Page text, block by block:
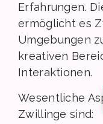
Erfahrungen.
ermöglicht es
Umgebungen
kreativen
Interaktionen.
Wesentliche
Zwillinge sind: